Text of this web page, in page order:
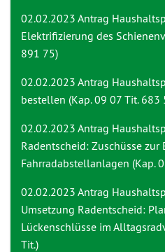
02.02.2023 Antrag
Elektrifizierung des
891 75)
02.02.2023 Antrag
bestellen (Kap. 09 07 Tit. 683
02.02.2023 Antrag
Radentscheid: Zuschüsse zur
Fahrradabstellanlagen (Kap.
02.02.2023 Antrag
Umsetzung Radentscheid:
Lückenschlüsse im
Tit.)